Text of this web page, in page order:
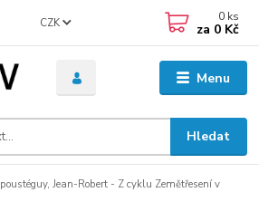
Menu
CZK
Hledat
0 ks
za 0 Kč
Ipoustéguy, Jean-Robert - Z cyklu Zemětřesení v